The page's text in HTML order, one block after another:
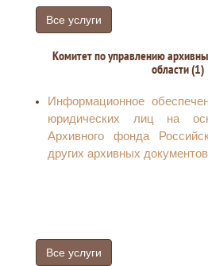
городских округов)
строительства
дорожных сооружений)
единого федерального
Предоставление права
пользования недрами
Переоформление
пользования недрами
Прекращение права
Предоставление в
фонда лесных
(бессрочное) пользование
Все услуги
Комитет по управлению
области (1)
Информационное
юридических лиц на
Архивного фонда
других архивных документов
Все услуги